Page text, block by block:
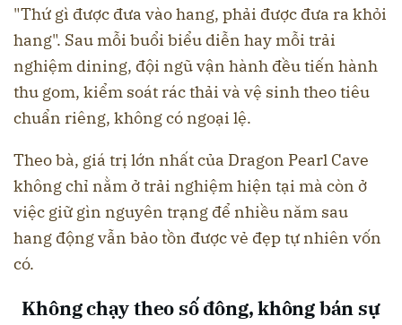
"Thứ gì được đưa vào hang, phải được đưa ra khỏi
hang". Sau mỗi buổi biểu diễn hay mỗi trải
nghiệm dining, đội ngũ vận hành đều tiến hành
thu gom, kiểm soát rác thải và vệ sinh theo tiêu
chuẩn riêng, không có ngoại lệ.
Theo bà, giá trị lớn nhất của Dragon Pearl Cave
không chỉ nằm ở trải nghiệm hiện tại mà còn ở
việc giữ gìn nguyên trạng để nhiều năm sau
hang động vẫn bảo tồn được vẻ đẹp tự nhiên vốn
có.
Không chạy theo số đông, không bán sự